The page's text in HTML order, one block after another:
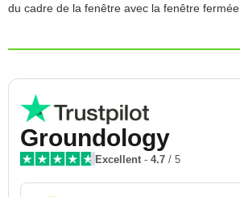
du cadre de la fenêtre avec la fenêtre fermée.
Groundology
Excellent - 4.7 / 5